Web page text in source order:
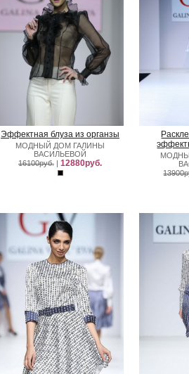
Эффектная блуза из органзы
МОДНЫЙ ДОМ ГАЛИНЫ
ВАСИЛЬЕВОЙ
16100руб. | 12880руб.